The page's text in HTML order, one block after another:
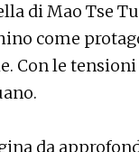
di Mao Tse
come
Con le
da